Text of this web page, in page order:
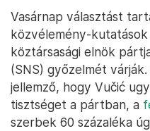
Vasárnap választást
közvélemény-
köztársasági elnök
(SNS) győzelmét
jellemző, hogy Vučić
tisztséget a pártban, a
szerbek 60 százaléka